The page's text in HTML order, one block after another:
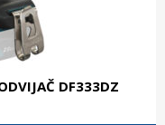
DF333DZ